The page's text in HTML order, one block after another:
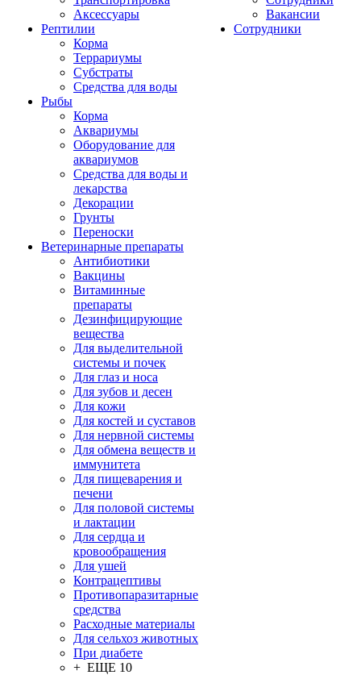
Аксессуары
Рептилии
Корма
Террариумы
Субстраты
Средства для воды
Рыбы
Корма
Аквариумы
Оборудование для
аквариумов
Средства для воды и
лекарства
Декорации
Грунты
Переноски
Ветеринарные препараты
Антибиотики
Вакцины
Витаминные
препараты
Дезинфицирующие
вещества
Для выделительной
системы и почек
Для глаз и носа
Для зубов и десен
Для кожи
Для костей и суставов
Для нервной системы
Для обмена веществ и
иммунитета
Для пищеварения и
печени
Для половой системы
и лактации
Для сердца и
кровообращения
Для ушей
Контрацептивы
Противопаразитарные
средства
Расходные материалы
Для сельхоз животных
При диабете
+ ЕЩЕ 10
Вакансии
Сотрудники